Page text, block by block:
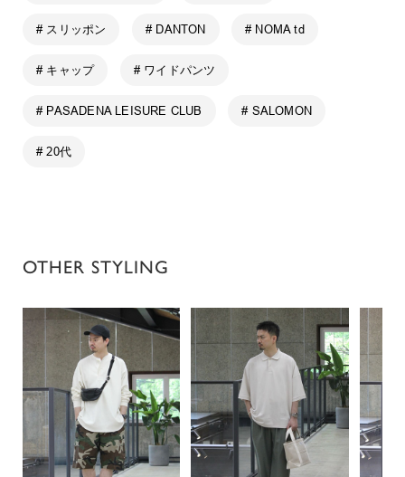
# スリッポン # DANTON # NOMA td
# キャップ # ワイドパンツ
# PASADENA LEISURE CLUB # SALOMON
# 20代
OTHER STYLING